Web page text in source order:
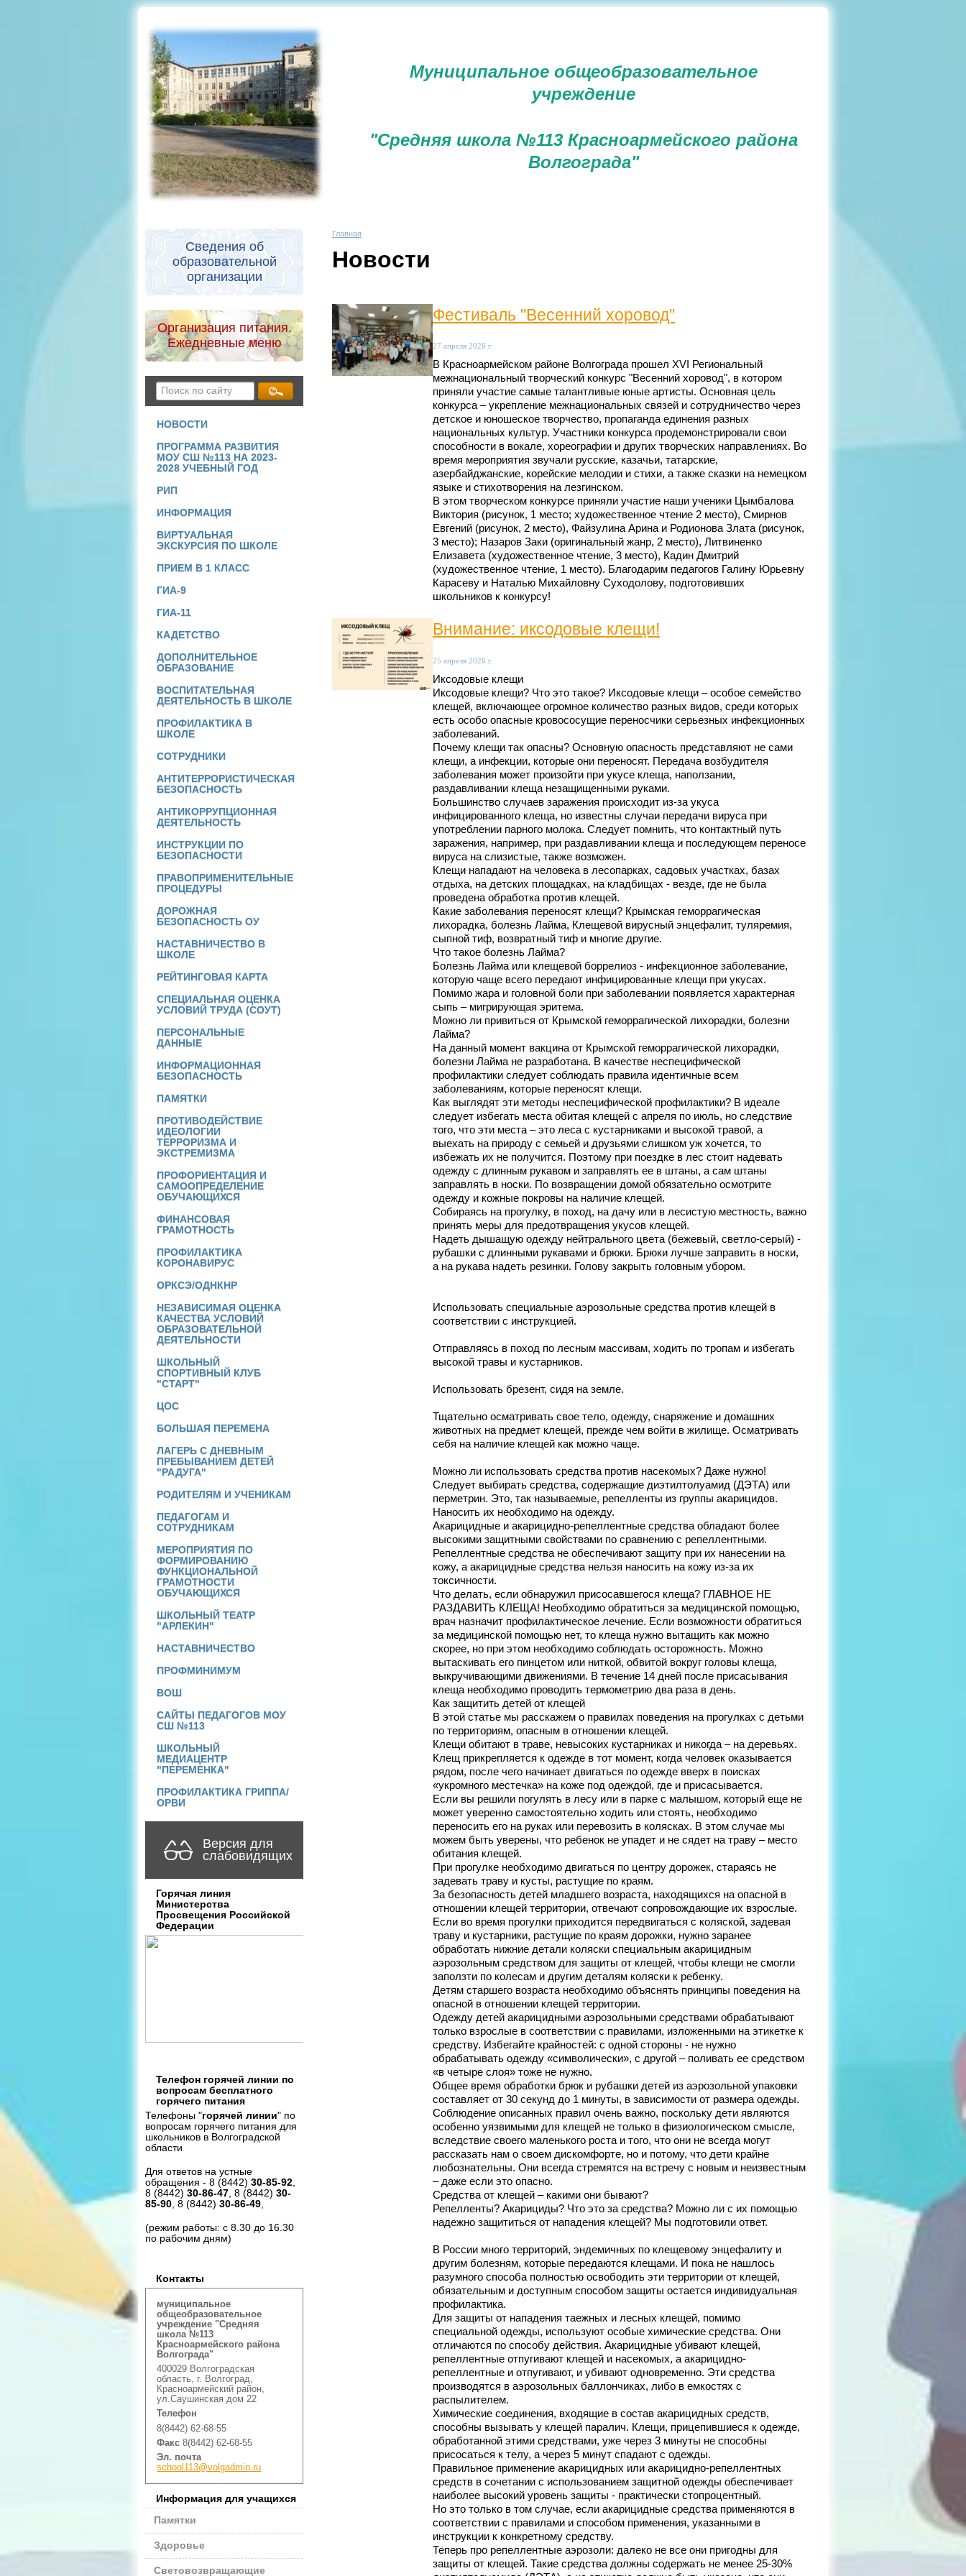
Муниципальное общеобразовательное
учреждение
"Средняя школа №113 Красноармейского района
Волгограда"
Сведения об
образовательной
организации
Организация питания.
Ежедневные меню
НОВОСТИ
ПРОГРАММА РАЗВИТИЯ
МОУ СШ №113 НА 2023-
2028 УЧЕБНЫЙ ГОД
РИП
ИНФОРМАЦИЯ
ВИРТУАЛЬНАЯ
ЭКСКУРСИЯ ПО ШКОЛЕ
ПРИЕМ В 1 КЛАСС
ГИА-9
ГИА-11
КАДЕТСТВО
ДОПОЛНИТЕЛЬНОЕ
ОБРАЗОВАНИЕ
ВОСПИТАТЕЛЬНАЯ
ДЕЯТЕЛЬНОСТЬ В ШКОЛЕ
ПРОФИЛАКТИКА В
ШКОЛЕ
СОТРУДНИКИ
АНТИТЕРРОРИСТИЧЕСКАЯ
БЕЗОПАСНОСТЬ
АНТИКОРРУПЦИОННАЯ
ДЕЯТЕЛЬНОСТЬ
ИНСТРУКЦИИ ПО
БЕЗОПАСНОСТИ
ПРАВОПРИМЕНИТЕЛЬНЫЕ
ПРОЦЕДУРЫ
ДОРОЖНАЯ
БЕЗОПАСНОСТЬ ОУ
НАСТАВНИЧЕСТВО В
ШКОЛЕ
РЕЙТИНГОВАЯ КАРТА
СПЕЦИАЛЬНАЯ ОЦЕНКА
УСЛОВИЙ ТРУДА (СОУТ)
ПЕРСОНАЛЬНЫЕ
ДАННЫЕ
ИНФОРМАЦИОННАЯ
БЕЗОПАСНОСТЬ
ПАМЯТКИ
ПРОТИВОДЕЙСТВИЕ
ИДЕОЛОГИИ
ТЕРРОРИЗМА И
ЭКСТРЕМИЗМА
ПРОФОРИЕНТАЦИЯ И
САМООПРЕДЕЛЕНИЕ
ОБУЧАЮЩИХСЯ
ФИНАНСОВАЯ
ГРАМОТНОСТЬ
ПРОФИЛАКТИКА
КОРОНАВИРУС
ОРКСЭ/ОДНКНР
НЕЗАВИСИМАЯ ОЦЕНКА
КАЧЕСТВА УСЛОВИЙ
ОБРАЗОВАТЕЛЬНОЙ
ДЕЯТЕЛЬНОСТИ
ШКОЛЬНЫЙ
СПОРТИВНЫЙ КЛУБ
"СТАРТ"
ЦОС
БОЛЬШАЯ ПЕРЕМЕНА
ЛАГЕРЬ С ДНЕВНЫМ
ПРЕБЫВАНИЕМ ДЕТЕЙ
"РАДУГА"
РОДИТЕЛЯМ И УЧЕНИКАМ
ПЕДАГОГАМ И
СОТРУДНИКАМ
МЕРОПРИЯТИЯ ПО
ФОРМИРОВАНИЮ
ФУНКЦИОНАЛЬНОЙ
ГРАМОТНОСТИ
ОБУЧАЮЩИХСЯ
ШКОЛЬНЫЙ ТЕАТР
"АРЛЕКИН"
НАСТАВНИЧЕСТВО
ПРОФМИНИМУМ
ВОШ
САЙТЫ ПЕДАГОГОВ МОУ
СШ №113
ШКОЛЬНЫЙ
МЕДИАЦЕНТР
"ПЕРЕМЕНКА"
ПРОФИЛАКТИКА ГРИППА/
ОРВИ
Версия для
слабовидящих
Горячая линия
Министерства
Просвещения Российской
Федерации
Телефон горячей линии по
вопросам бесплатного
горячего питания
Телефоны "горячей линии" по
вопросам горячего питания для
школьников в Волгоградской
области
Для ответов на устные
обращения - 8 (8442) 30-85-92
8 (8442) 30-86-47 , 8 (8442) 30-
85-90 , 8 (8442) 30-86-49
(режим работы: с 8.30 до 16.30
по рабочим дням)
Контакты
муниципальное
общеобразовательное
учреждение "Средняя
школа №113
Красноармейского района
Волгограда"
400029 Волгоградская
область, г. Волгоград,
Красноармейский район,
ул.Саушинская дом 22
Телефон
8(8442) 62-68-55
Факс 8(8442) 62-68-55
Эл. почта
school113@volgadmin.ru
Информация для учащихся
Памятки
Здоровье
Световозвращающие
Главная
Новости
Фестиваль "Весенний хоровод"
27 апреля 2026 г.
В Красноармейском районе Волгограда прошел XVI Региональный
межнациональный творческий конкурс "Весенний хоровод", в котором
приняли участие самые талантливые юные артисты. Основная цель
конкурса – укрепление межнациональных связей и сотрудничество через
детское и юношеское творчество, пропаганда единения разных
национальных культур. Участники конкурса продемонстрировали свои
способности в вокале, хореографии и других творческих направлениях. Во
время мероприятия звучали русские, казачьи, татарские,
азербайджанские, корейские мелодии и стихи, а также сказки на немецком
языке и стихотворения на лезгинском.
В этом творческом конкурсе приняли участие наши ученики Цымбалова
Виктория (рисунок, 1 место; художественное чтение 2 место), Смирнов
Евгений (рисунок, 2 место), Файзулина Арина и Родионова Злата (рисунок,
3 место); Назаров Заки (оригинальный жанр, 2 место), Литвиненко
Елизавета (художественное чтение, 3 место), Кадин Дмитрий
(художественное чтение, 1 место). Благодарим педагогов Галину Юрьевну
Карасеву и Наталью Михайловну Суходолову, подготовивших
школьников к конкурсу!
Внимание: иксодовые клещи!
25 апреля 2026 г.
Иксодовые клещи
Иксодовые клещи? Что это такое? Иксодовые клещи – особое семейство
клещей, включающее огромное количество разных видов, среди которых
есть особо опасные кровососущие переносчики серьезных инфекционных
заболеваний.
Почему клещи так опасны? Основную опасность представляют не сами
клещи, а инфекции, которые они переносят. Передача возбудителя
заболевания может произойти при укусе клеща, наползании,
раздавливании клеща незащищенными руками.
Большинство случаев заражения происходит из-за укуса
инфицированного клеща, но известны случаи передачи вируса при
употреблении парного молока. Следует помнить, что контактный путь
заражения, например, при раздавливании клеща и последующем переносе
вируса на слизистые, также возможен.
Клещи нападают на человека в лесопарках, садовых участках, базах
отдыха, на детских площадках, на кладбищах - везде, где не была
проведена обработка против клещей.
Какие заболевания переносят клещи? Крымская геморрагическая
лихорадка, болезнь Лайма, Клещевой вирусный энцефалит, туляремия,
сыпной тиф, возвратный тиф и многие другие.
Что такое болезнь Лайма?
Болезнь Лайма или клещевой боррелиоз - инфекционное заболевание,
которую чаще всего передают инфицированные клещи при укусах.
Помимо жара и головной боли при заболевании появляется характерная
сыпь – мигрирующая эритема.
Можно ли привиться от Крымской геморрагической лихорадки, болезни
Лайма?
На данный момент вакцина от Крымской геморрагической лихорадки,
болезни Лайма не разработана. В качестве неспецифической
профилактики следует соблюдать правила идентичные всем
заболеваниям, которые переносят клещи.
Как выглядят эти методы неспецифической профилактики? В идеале
следует избегать места обитая клещей с апреля по июль, но следствие
того, что эти места – это леса с кустарниками и высокой травой, а
выехать на природу с семьей и друзьями слишком уж хочется, то
избежать их не получится. Поэтому при поездке в лес стоит надевать
одежду с длинным рукавом и заправлять ее в штаны, а сам штаны
заправлять в носки. По возвращении домой обязательно осмотрите
одежду и кожные покровы на наличие клещей.
Собираясь на прогулку, в поход, на дачу или в лесистую местность, важно
принять меры для предотвращения укусов клещей.
Надеть дышащую одежду нейтрального цвета (бежевый, светло-серый) -
рубашки с длинными рукавами и брюки. Брюки лучше заправить в носки,
а на рукава надеть резинки. Голову закрыть головным убором.
Использовать специальные аэрозольные средства против клещей в
соответствии с инструкцией.
Отправляясь в поход по лесным массивам, ходить по тропам и избегать
высокой травы и кустарников.
Использовать брезент, сидя на земле.
Тщательно осматривать свое тело, одежду, снаряжение и домашних
животных на предмет клещей, прежде чем войти в жилище. Осматривать
себя на наличие клещей как можно чаще.
Можно ли использовать средства против насекомых? Даже нужно!
Следует выбирать средства, содержащие диэтилтолуамид (ДЭТА) или
перметрин. Это, так называемые, репелленты из группы акарицидов.
Наносить их необходимо на одежду.
Акарицидные и акарицидно-репеллентные средства обладают более
высокими защитными свойствами по сравнению с репеллентными.
Репеллентные средства не обеспечивают защиту при их нанесении на
кожу, а акарицидные средства нельзя наносить на кожу из-за их
токсичности.
Что делать, если обнаружил присосавшегося клеща? ГЛАВНОЕ НЕ
РАЗДАВИТЬ КЛЕЩА! Необходимо обратиться за медицинской помощью,
врач назначит профилактическое лечение. Если возможности обратиться
за медицинской помощью нет, то клеща нужно вытащить как можно
скорее, но при этом необходимо соблюдать осторожность. Можно
вытаскивать его пинцетом или ниткой, обвитой вокруг головы клеща,
выкручивающими движениями. В течение 14 дней после присасывания
клеща необходимо проводить термометрию два раза в день.
Как защитить детей от клещей
В этой статье мы расскажем о правилах поведения на прогулках с детьми
по территориям, опасным в отношении клещей.
Клещи обитают в траве, невысоких кустарниках и никогда – на деревьях.
Клещ прикрепляется к одежде в тот момент, когда человек оказывается
рядом, после чего начинает двигаться по одежде вверх в поисках
«укромного местечка» на коже под одеждой, где и присасывается.
Если вы решили погулять в лесу или в парке с малышом, который еще не
может уверенно самостоятельно ходить или стоять, необходимо
переносить его на руках или перевозить в колясках. В этом случае мы
можем быть уверены, что ребенок не упадет и не сядет на траву – место
обитания клещей.
При прогулке необходимо двигаться по центру дорожек, стараясь не
задевать траву и кусты, растущие по краям.
За безопасность детей младшего возраста, находящихся на опасной в
отношении клещей территории, отвечают сопровождающие их взрослые.
Если во время прогулки приходится передвигаться с коляской, задевая
траву и кустарники, растущие по краям дорожки, нужно заранее
обработать нижние детали коляски специальным акарицидным
аэрозольным средством для защиты от клещей, чтобы клещи не смогли
заползти по колесам и другим деталям коляски к ребенку.
Детям старшего возраста необходимо объяснять принципы поведения на
опасной в отношении клещей территории.
Одежду детей акарицидными аэрозольными средствами обрабатывают
только взрослые в соответствии с правилами, изложенными на этикетке к
средству. Избегайте крайностей: с одной стороны - не нужно
обрабатывать одежду «символически», с другой – поливать ее средством
«в четыре слоя» тоже не нужно.
Общее время обработки брюк и рубашки детей из аэрозольной упаковки
составляет от 30 секунд до 1 минуты, в зависимости от размера одежды.
Соблюдение описанных правил очень важно, поскольку дети являются
особенно уязвимыми для клещей не только в физиологическом смысле,
вследствие своего маленького роста и того, что они не всегда могут
рассказать нам о своем дискомфорте, но и потому, что дети крайне
любознательны. Они всегда стремятся на встречу с новым и неизвестным
– даже если это опасно.
Средства от клещей – какими они бывают?
Репелленты? Акарициды? Что это за средства? Можно ли с их помощью
надежно защититься от нападения клещей? Мы подготовили ответ.
В России много территорий, эндемичных по клещевому энцефалиту и
другим болезням, которые передаются клещами. И пока не нашлось
разумного способа полностью освободить эти территории от клещей,
обязательным и доступным способом защиты остается индивидуальная
профилактика.
Для защиты от нападения таежных и лесных клещей, помимо
специальной одежды, используют особые химические средства. Они
отличаются по способу действия. Акарицидные убивают клещей,
репеллентные отпугивают клещей и насекомых, а акарицидно-
репеллентные и отпугивают, и убивают одновременно. Эти средства
производятся в аэрозольных баллончиках, либо в емкостях с
распылителем.
Химические соединения, входящие в состав акарицидных средств,
способны вызывать у клещей паралич. Клещи, прицепившиеся к одежде,
обработанной этими средствами, уже через 3 минуты не способны
присосаться к телу, а через 5 минут спадают с одежды.
Правильное применение акарицидных или акарицидно-репеллентных
средств в сочетании с использованием защитной одежды обеспечивает
наиболее высокий уровень защиты - практически стопроцентный.
Но это только в том случае, если акарицидные средства применяются в
соответствии с правилами и способом применения, указанными в
инструкции к конкретному средству.
Теперь про репеллентные аэрозоли: далеко не все они пригодны для
защиты от клещей. Такие средства должны содержать не менее 25-30%